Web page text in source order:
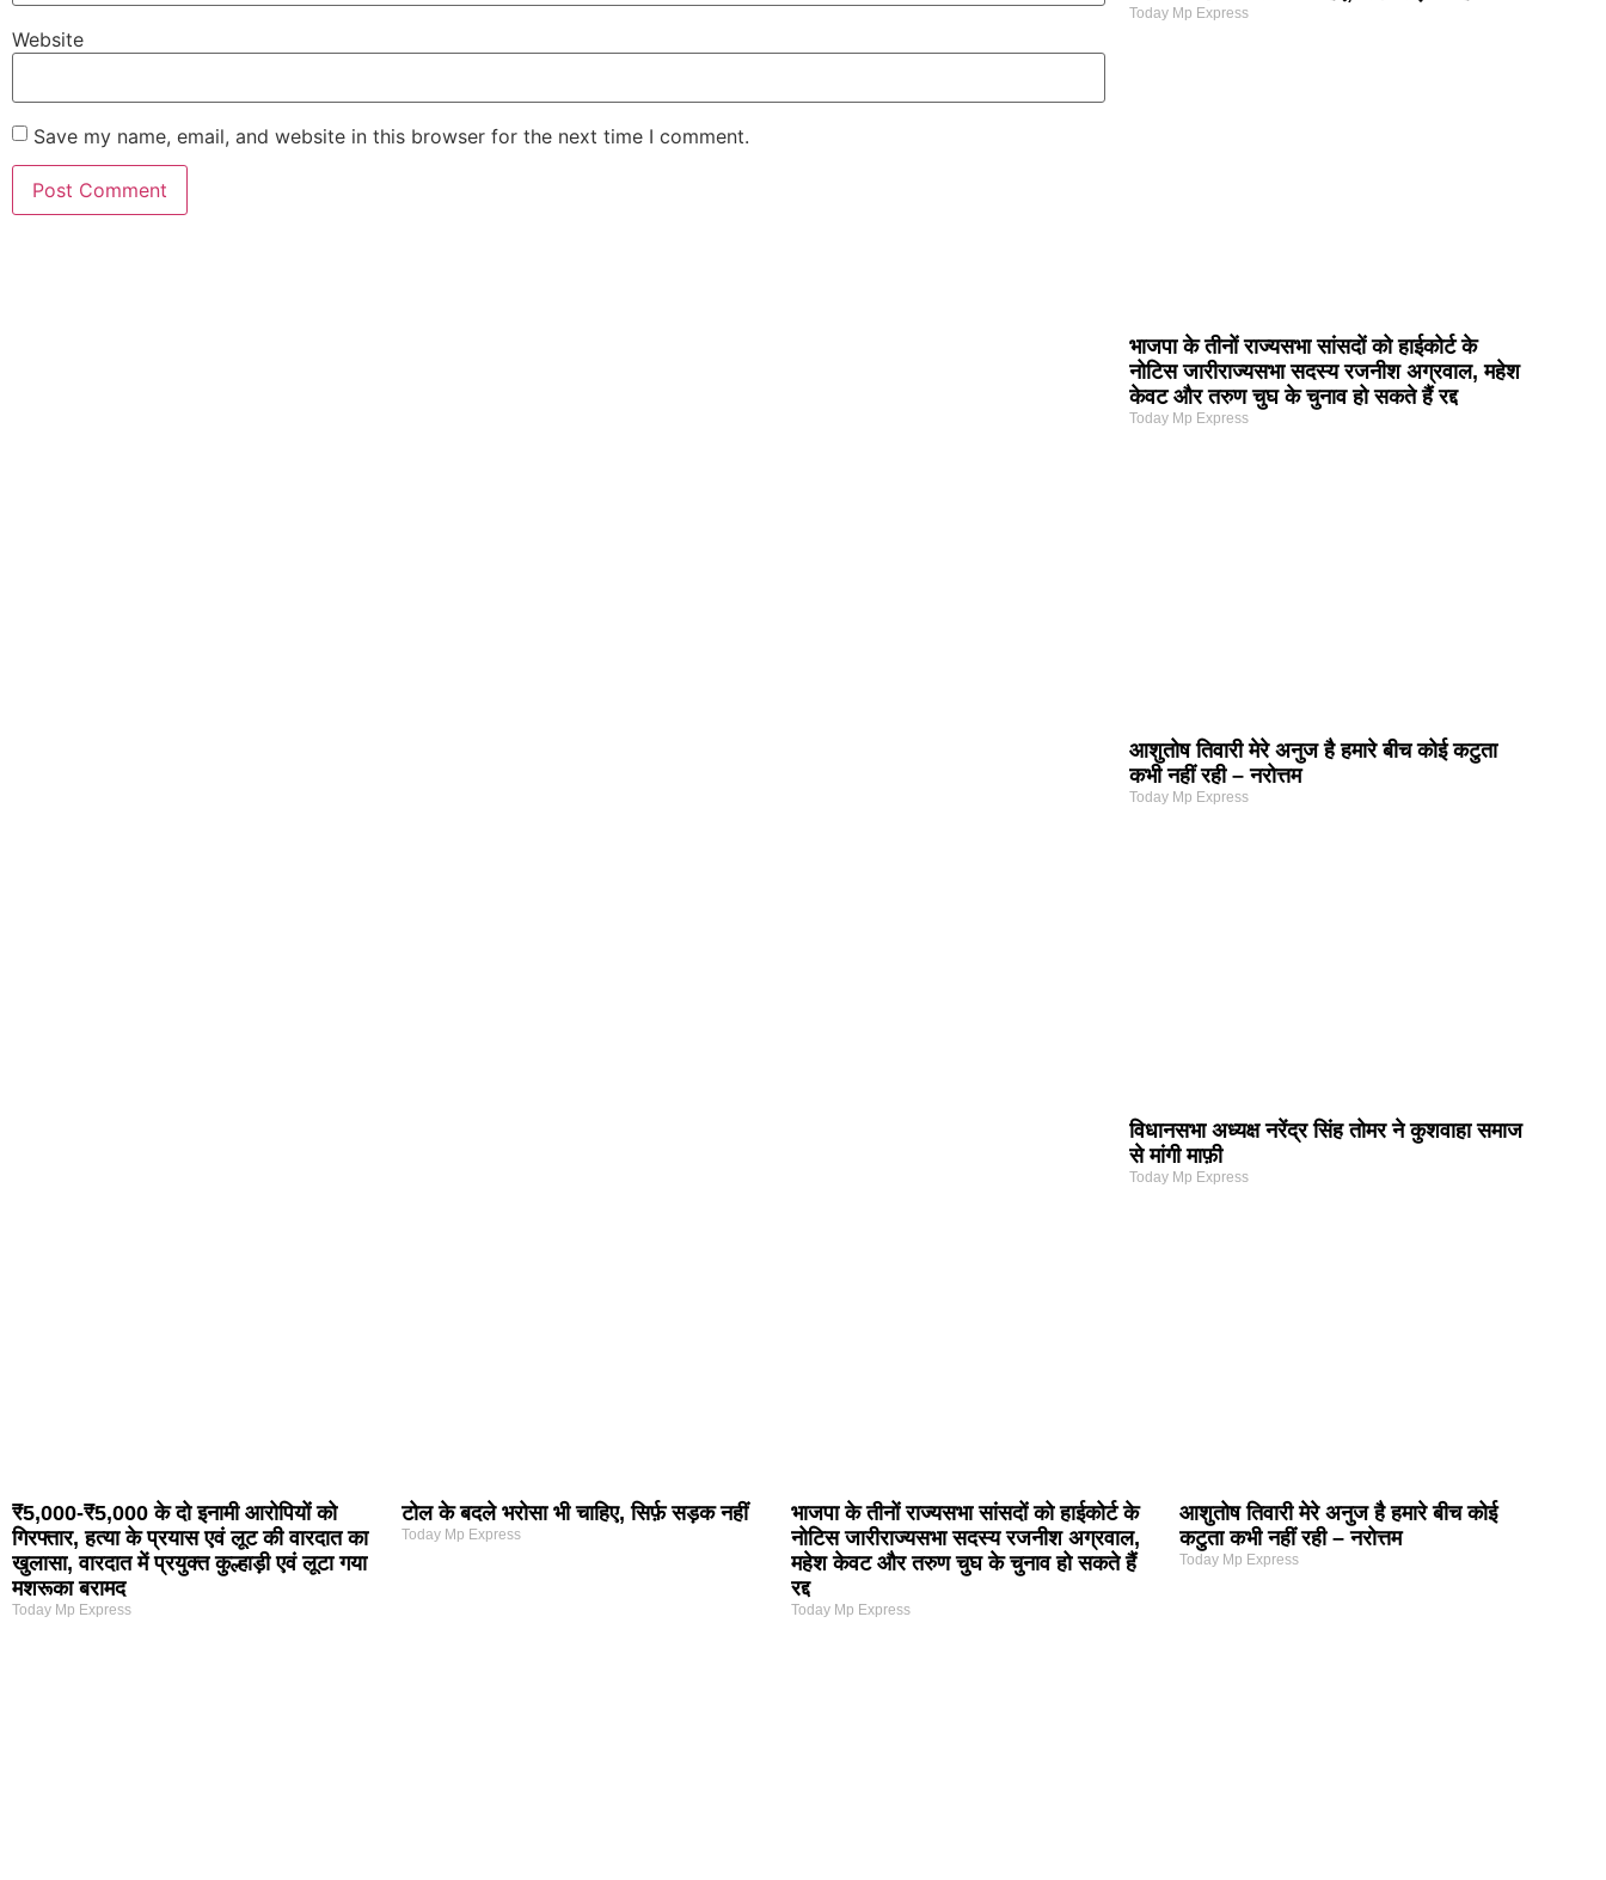
Website
Save my name, email, and website in this browser for the next time I comment.
Today Mp Express
भाजपा के तीनों राज्यसभा सांसदों को हाईकोर्ट के
नोटिस जारीराज्यसभा सदस्य रजनीश अग्रवाल, महेश
केवट और तरुण चुघ के चुनाव हो सकते हैं रद्द
Today Mp Express
आशुतोष तिवारी मेरे अनुज है हमारे बीच कोई कटुता
कभी नहीं रही – नरोत्तम
Today Mp Express
विधानसभा अध्यक्ष नरेंद्र सिंह तोमर ने कुशवाहा समाज
से मांगी माफ़ी
Today Mp Express
₹5,000-₹5,000 के दो इनामी आरोपियों को
गिरफ्तार, हत्या के प्रयास एवं लूट की वारदात का
खुलासा, वारदात में प्रयुक्त कुल्हाड़ी एवं लूटा गया
मशरूका बरामद
Today Mp Express
टोल के बदले भरोसा भी चाहिए, सिर्फ़ सड़क नहीं
Today Mp Express
भाजपा के तीनों राज्यसभा सांसदों को हाईकोर्ट के
नोटिस जारीराज्यसभा सदस्य रजनीश अग्रवाल,
महेश केवट और तरुण चुघ के चुनाव हो सकते हैं
रद्द
Today Mp Express
आशुतोष तिवारी मेरे अनुज है हमारे बीच कोई
कटुता कभी नहीं रही – नरोत्तम
Today Mp Express